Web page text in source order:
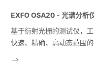
EXFO OSA20 - 光谱分析
基于衍射光栅的测试仪，
快速、精确、高动态范围